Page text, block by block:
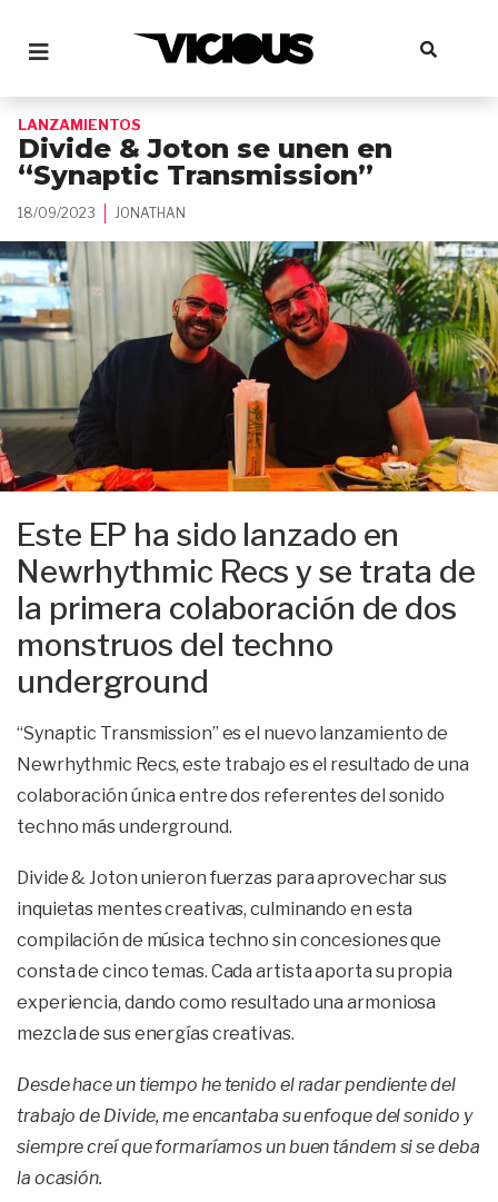
LANZAMIENTOS
Divide & Joton se unen en
“Synaptic Transmission”
18/09/2023 JONATHAN
Este EP ha sido lanzado en
Newrhythmic Recs y se trata de
la primera colaboración de dos
monstruos del techno
underground
“Synaptic Transmission” es el nuevo lanzamiento de
Newrhythmic Recs, este trabajo es el resultado de una
colaboración única entre dos referentes del sonido
techno más underground.
Divide & Joton unieron fuerzas para aprovechar sus
inquietas mentes creativas, culminando en esta
compilación de música techno sin concesiones que
consta de cinco temas. Cada artista aporta su propia
experiencia, dando como resultado una armoniosa
mezcla de sus energías creativas.
Desde hace un tiempo he tenido el radar pendiente del
trabajo de Divide, me encantaba su enfoque del sonido y
siempre creí que formaríamos un buen tándem si se deba
la ocasión.